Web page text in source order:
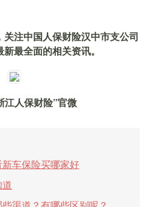
注中国人保财险汉中市支公司
最全面的相关资讯。
江人保财险”官微
车保险买哪家好